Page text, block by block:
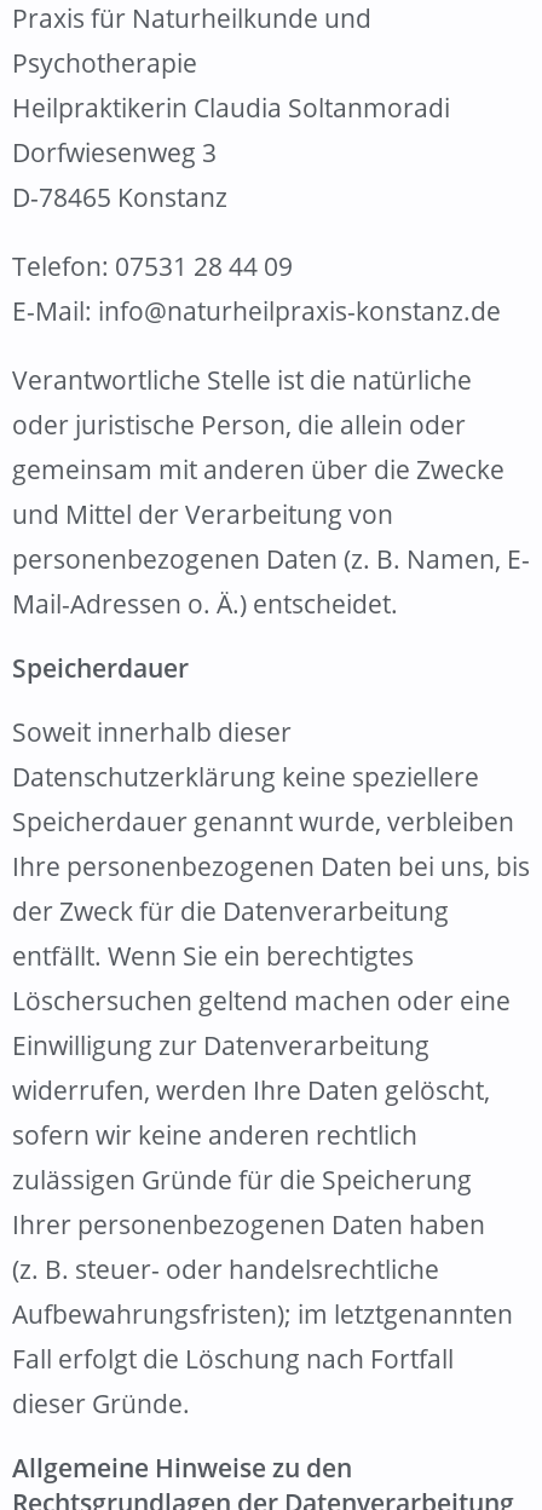
Praxis für Naturheilkunde und
Psychotherapie
Heilpraktikerin Claudia Soltanmoradi
Dorfwiesenweg 3
D-78465 Konstanz
Telefon: 07531 28 44 09
E-Mail: info@naturheilpraxis-konstanz.de
Verantwortliche Stelle ist die natürliche
oder juristische Person, die allein oder
gemeinsam mit anderen über die Zwecke
und Mittel der Verarbeitung von
personenbezogenen Daten (z. B. Namen, E-
Mail-Adressen o. Ä.) entscheidet.
Speicherdauer
Soweit innerhalb dieser
Datenschutzerklärung keine speziellere
Speicherdauer genannt wurde, verbleiben
Ihre personenbezogenen Daten bei uns, bis
der Zweck für die Datenverarbeitung
entfällt. Wenn Sie ein berechtigtes
Löschersuchen geltend machen oder eine
Einwilligung zur Datenverarbeitung
widerrufen, werden Ihre Daten gelöscht,
sofern wir keine anderen rechtlich
zulässigen Gründe für die Speicherung
Ihrer personenbezogenen Daten haben
(z. B. steuer- oder handelsrechtliche
Aufbewahrungsfristen); im letztgenannten
Fall erfolgt die Löschung nach Fortfall
dieser Gründe.
Allgemeine Hinweise zu den
Rechtsgrundlagen der Datenverarbeitung